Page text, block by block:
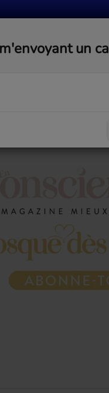
MÉDIAS un